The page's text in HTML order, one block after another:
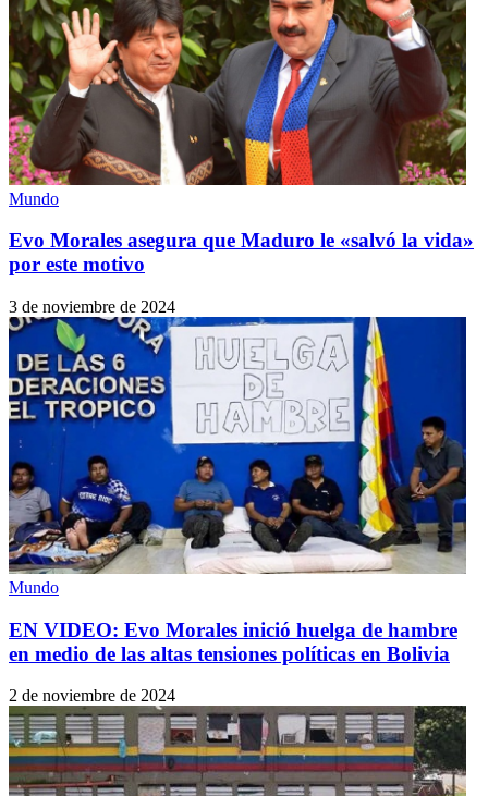
Mundo
Evo Morales asegura que Maduro le «salvó la vida»
por este motivo
3 de noviembre de 2024
Mundo
EN VIDEO: Evo Morales inició huelga de hambre
en medio de las altas tensiones políticas en Bolivia
2 de noviembre de 2024